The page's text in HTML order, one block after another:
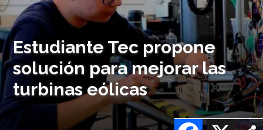
Estudiante Tec propone
solución para mejorar las
turbinas eólicas
X
Facebook